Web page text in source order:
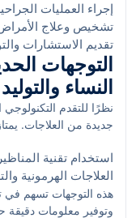
إجراء العمليات
تشخيص وعلاج الأمراض
تقديم الاستشارات
التوجهات
النساء والتوليد
نظرًا للتقدم
جديدة من العلاجات.
استخدام تقنية
العلاجات الهرمونية
هذه التوجهات تسهم في
وتوفير معلومات